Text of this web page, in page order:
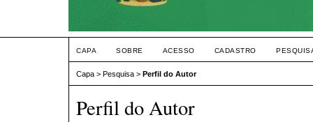
CAPA SOBRE ACESSO CADASTRO
Capa > Pesquisa > Perfil do Autor
Perfil do Autor